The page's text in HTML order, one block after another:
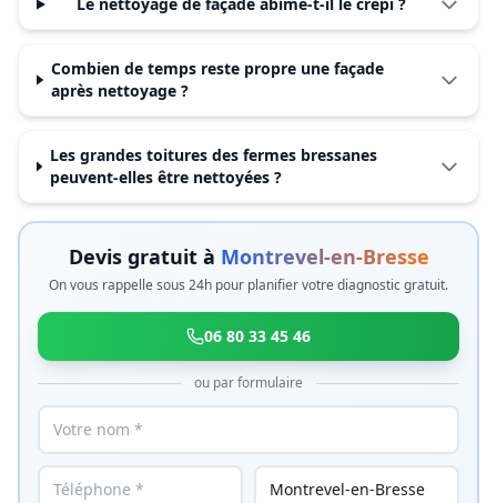
Combien de temps reste propre une façade
après nettoyage ?
Les grandes toitures des fermes bressanes
peuvent-elles être nettoyées ?
Devis gratuit à Montrevel-en-Bresse
On vous rappelle sous 24h pour planifier votre diagnostic gratuit.
06 80 33 45 46
ou par formulaire